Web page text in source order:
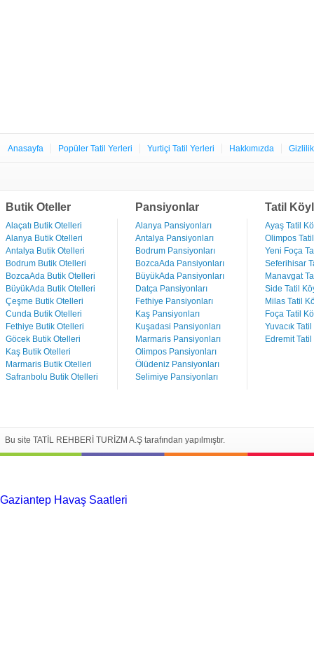
Anasayfa Popüler Tatil Yerleri Yurtiçi Tatil Yerleri Hakkımızda
Butik Oteller
Alaçatı Butik Otelleri
Alanya Butik Otelleri
Antalya Butik Otelleri
Bodrum Butik Otelleri
BozcaAda Butik Otelleri
BüyükAda Butik Otelleri
Çeşme Butik Otelleri
Cunda Butik Otelleri
Fethiye Butik Otelleri
Göcek Butik Otelleri
Kaş Butik Otelleri
Marmaris Butik Otelleri
Safranbolu Butik Otelleri
Pansiyonlar
Alanya Pansiyonları
Antalya Pansiyonları
Bodrum Pansiyonları
BozcaAda Pansiyonları
BüyükAda Pansiyonları
Datça Pansiyonları
Fethiye Pansiyonları
Kaş Pansiyonları
Kuşadasi Pansiyonları
Marmaris Pansiyonları
Olimpos Pansiyonları
Ölüdeniz Pansiyonları
Selimiye Pansiyonları
Tatil
Ayaş Tatil
Olimpos
Yeni Foça
Seferihisar
Manavgat
Side Tatil
Milas Tatil
Foça Tatil
Yuvacık
Edremit
Bu site TATİL REHBERİ TURİZM A.Ş tarafından yapılmıştır.
Gaziantep Havaş Saatleri